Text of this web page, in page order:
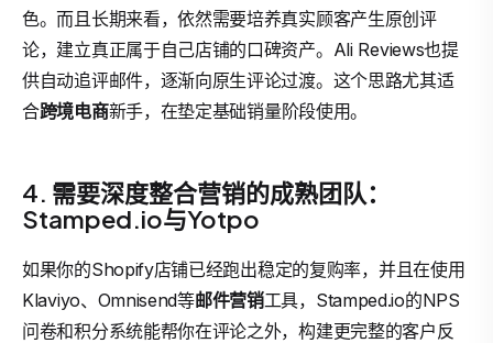
色。而且长期来看，依然需要培养真实顾客产生原创评
论，建立真正属于自己店铺的口碑资产。Ali Reviews也提
供自动追评邮件，逐渐向原生评论过渡。这个思路尤其适
合跨境电商新手，在垫定基础销量阶段使用。
4. 需要深度整合营销的成熟团队：
Stamped.io与Yotpo
如果你的Shopify店铺已经跑出稳定的复购率，并且在使用
Klaviyo、Omnisend等邮件营销工具，Stamped.io的NPS
问卷和积分系统能帮你在评论之外，构建更完整的客户反